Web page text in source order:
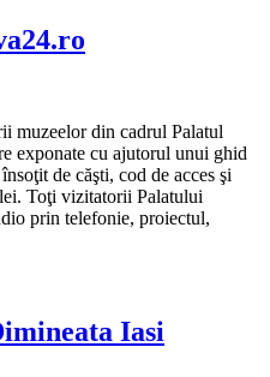
muzeelor din cadrul Palatul
exponate cu ajutorul unui ghid
de căşti, cod de acces şi
Toţi vizitatorii Palatului
prin telefonie, proiectul,
Iasi